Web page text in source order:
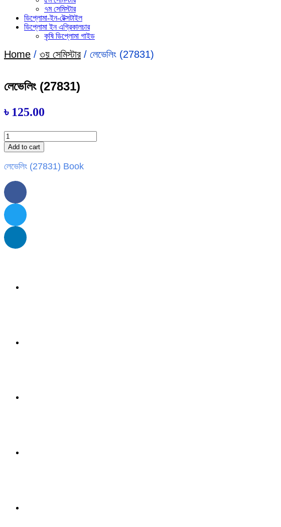
৭ম সেমিস্টার
ডিপ্লোমা-ইন-টেক্সটাইল
ডিপ্লোমা ইন এগ্রিকালচার
কৃষি ডিপ্লোমা গাইড
Home / ৩য় সেমিস্টার / লেভেলিং (27831)
লেভেলিং (27831)
৳ 125.00
লেভেলিং
(27831)
quantity
Add to cart
লেভেলিং (27831) Book